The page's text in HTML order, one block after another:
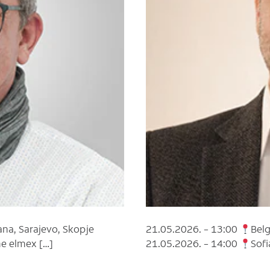
Sarajevo, Skopje
elmex […]
21.05.2026. – 13:00
21.05.2026. – 14:00